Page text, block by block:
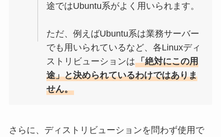
途ではUbuntu系がよく用いられます。
ただ、例えばUbuntu系は業務サーバー
でも用いられているなど、各Linuxディ
ストリビューションは「絶対にこの用
途」と決められているわけではありま
せん。
さらに、ディストリビューションを問わず使用で